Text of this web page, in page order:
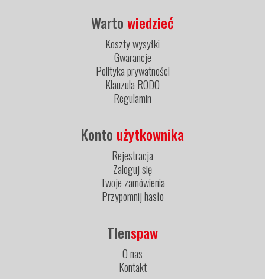
Wartowiedzieć
Koszty wysyłki
Gwarancje
Polityka prywatności
Klauzula RODO
Regulamin
Konto użytkownika
Rejestracja
Zaloguj się
Twoje zamówienia
Przypomnij hasło
Tlenspaw
O nas
Kontakt